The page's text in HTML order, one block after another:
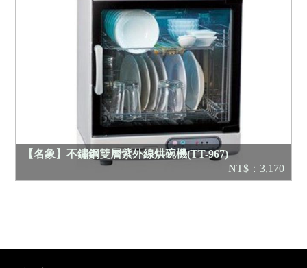
【名象】不鏽鋼雙層紫外線烘碗機(TT-967)
NT$：3,170